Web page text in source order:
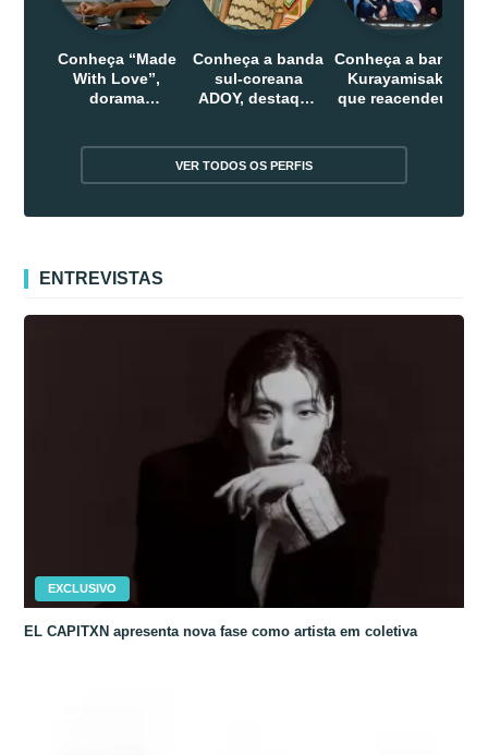
Conheça “Made
With Love”,
dorama
Conheça a banda
sul-coreana
ADOY, destaque
Conheça a banda
Kurayamisaka
que reacendeu o
VER TODOS OS PERFIS
ENTREVISTAS
EXCLUSIVO
EL CAPITXN apresenta nova fase como artista em coletiva